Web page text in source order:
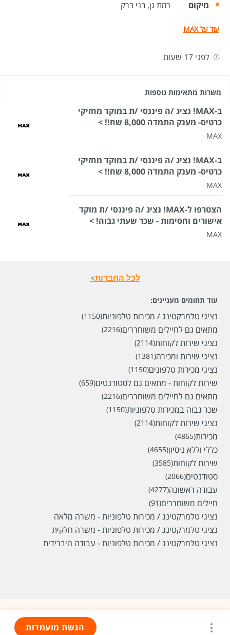
מיקום
רמת גן,בני ברק
עוד על MAX
לפני 17 שעות
משרות מתאימות נוספות
ב-MAX! נציג /ה פיננסי /ת במוקד מחזיקי
כרטיס- מענק התמדה 8,000 שח!! >
MAX
ב-MAX! נציג /ה פיננסי /ת במוקד מחזיקי
כרטיס- מענק התמדה 8,000 שח!! >
MAX
הצטרפו ל-MAX! נציג /ה פיננסי /ת מוקד
אישורים וחסימות - שכר שעתי גבוה! >
MAX
לכל החברות>
עוד תחומים מעניינים:
נציגי טלמרקטינג / מכירות טלפוניות(1150)
מתאים גם לחיילים משוחררים(2216)
נציגי שירות לקוחות(2114)
נציגי שירות ומכירה(1381)
נציגי מכירות טלפונים(1150)
שירות לקוחות - מתאים גם לסטודנטים(659)
מתאים גם לחיילים משוחררים(2216)
שכר גבוה במכירות טלפוניות(1150)
נציגי שירות לקוחות(2114)
מכירות(4865)
כללי וללא ניסיון(4655)
שירות לקוחות(3585)
סטודנטים(2066)
עבודה ראשונה(4277)
חיילים משוחררים(91)
נציגי טלמרקטינג / מכירות טלפוניות - משרה מלאה
נציגי טלמרקטינג / מכירות טלפוניות - משרה חלקית
נציגי טלמרקטינג / מכירות טלפוניות - עבודה היברידית
הגשת מועמדות